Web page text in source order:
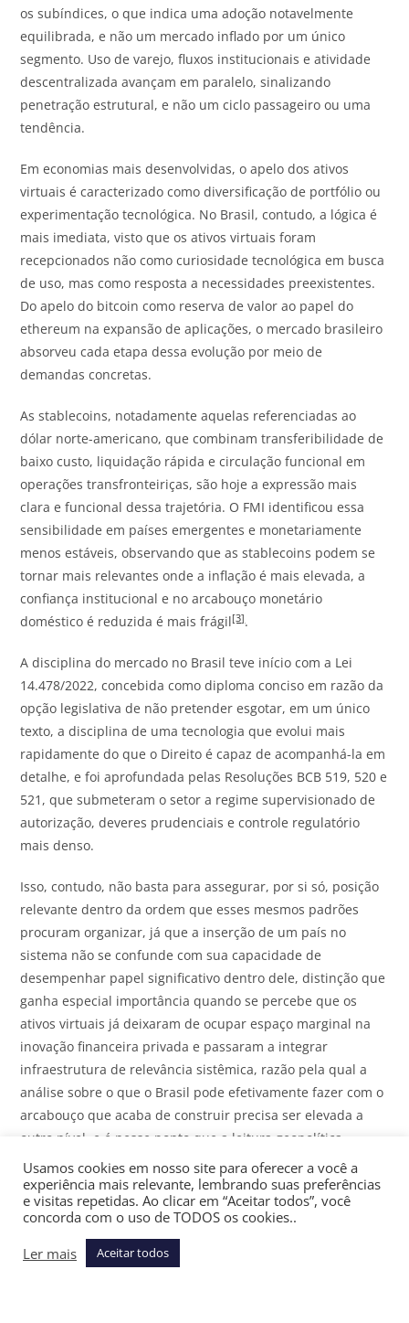
os subíndices, o que indica uma adoção notavelmente
equilibrada, e não um mercado inflado por um único
segmento. Uso de varejo, fluxos institucionais e atividade
descentralizada avançam em paralelo, sinalizando
penetração estrutural, e não um ciclo passageiro ou uma
tendência.
Em economias mais desenvolvidas, o apelo dos ativos
virtuais é caracterizado como diversificação de portfólio ou
experimentação tecnológica. No Brasil, contudo, a lógica é
mais imediata, visto que os ativos virtuais foram
recepcionados não como curiosidade tecnológica em busca
de uso, mas como resposta a necessidades preexistentes.
Do apelo do bitcoin como reserva de valor ao papel do
ethereum na expansão de aplicações, o mercado brasileiro
absorveu cada etapa dessa evolução por meio de
demandas concretas.
As stablecoins, notadamente aquelas referenciadas ao
dólar norte-americano, que combinam transferibilidade de
baixo custo, liquidação rápida e circulação funcional em
operações transfronteiriças, são hoje a expressão mais
clara e funcional dessa trajetória. O FMI identificou essa
sensibilidade em países emergentes e monetariamente
menos estáveis, observando que as stablecoins podem se
tornar mais relevantes onde a inflação é mais elevada, a
confiança institucional e no arcabouço monetário
doméstico é reduzida é mais frágil[3].
A disciplina do mercado no Brasil teve início com a Lei
14.478/2022, concebida como diploma conciso em razão da
opção legislativa de não pretender esgotar, em um único
texto, a disciplina de uma tecnologia que evolui mais
rapidamente do que o Direito é capaz de acompanhá-la em
detalhe, e foi aprofundada pelas Resoluções BCB 519, 520 e
521, que submeteram o setor a regime supervisionado de
autorização, deveres prudenciais e controle regulatório
mais denso.
Isso, contudo, não basta para assegurar, por si só, posição
relevante dentro da ordem que esses mesmos padrões
procuram organizar, já que a inserção de um país no
sistema não se confunde com sua capacidade de
desempenhar papel significativo dentro dele, distinção que
ganha especial importância quando se percebe que os
ativos virtuais já deixaram de ocupar espaço marginal na
inovação financeira privada e passaram a integrar
infraestrutura de relevância sistêmica, razão pela qual a
análise sobre o que o Brasil pode efetivamente fazer com o
arcabouço que acaba de construir precisa ser elevada a
outro nível, e é nesse ponto que a leitura geopolítica
desenvolvida por Paulo Guedes, ex-ministro da Economia e
doutor em Economia pela Universidade de Chicago, torna-
se indispensável.
Guedes sustenta que o Brasil ocupa posição singular na
ordem global emergente. À medida que o arranjo do pós-
Usamos cookies em nosso site para oferecer a você a
experiência mais relevante, lembrando suas preferências
e visitas repetidas. Ao clicar em “Aceitar todos”, você
concorda com o uso de TODOS os cookies..
Ler mais
Aceitar todos